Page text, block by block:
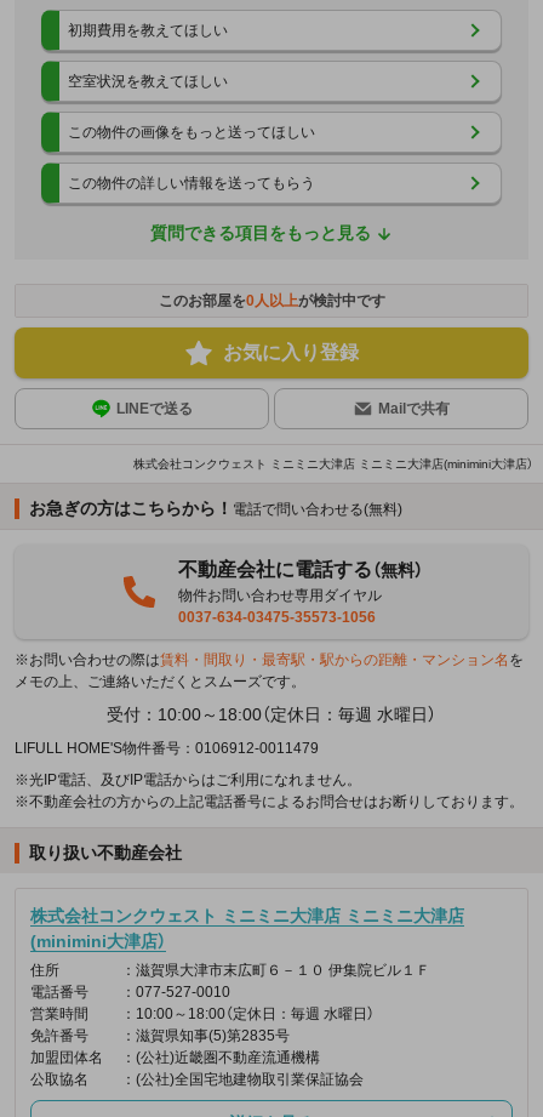
初期費用を教えてほしい
空室状況を教えてほしい
この物件の画像をもっと送ってほしい
この物件の詳しい情報を送ってもらう
質問できる項目をもっと見る
このお部屋を0人以上が検討中です
お気に入り登録
LINEで送る Mailで共有
株式会社コンクウェスト ミニミニ大津店 ミニミニ大津店(minimini大津店）
お急ぎの方はこちらから！ 電話で問い合わせる(無料)
不動産会社に電話する（無料）
物件お問い合わせ専用ダイヤル
0037-634-03475-35573-1056
※お問い合わせの際は賃料・間取り・最寄駅・駅からの距離・マンション名 を
メモの上、ご連絡いただくとスムーズです。
受付：10:00～18:00（定休日：毎週 水曜日）
LIFULL HOME'S物件番号：0106912-0011479
※光IP電話、及びIP電話からはご利用になれません。
※不動産会社の方からの上記電話番号によるお問合せはお断りしております。
取り扱い不動産会社
株式会社コンクウェスト ミニミニ大津店 ミニミニ大津店
(minimini大津店）
住所
：滋賀県大津市末広町６－１０ 伊集院ビル１Ｆ
電話番号
：077-527-0010
営業時間
：10:00～18:00（定休日：毎週 水曜日）
免許番号
：滋賀県知事(5)第2835号
加盟団体名
：(公社)近畿圏不動産流通機構
公取協名
：(公社)全国宅地建物取引業保証協会